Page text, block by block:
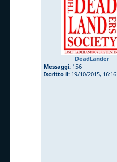
DeadLander
Messaggi: 156
Iscritto il: 19/10/2015, 16:16